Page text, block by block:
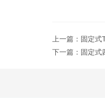
上一篇： 固定式
下一篇： 固定式